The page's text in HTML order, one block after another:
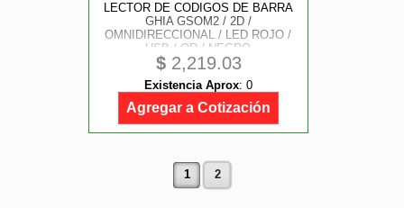
LECTOR DE CODIGOS DE BARRA
GHIA GSOM2 / 2D /
OMNIDIRECCIONAL / LED ROJO /
USB / QR / NEGRO
$2,219.03
Existencia Aprox: 0
Agregar a Cotización
1 2